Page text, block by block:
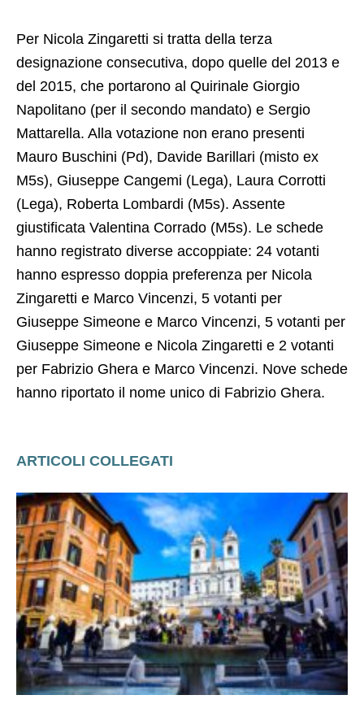
Per Nicola Zingaretti si tratta della terza
designazione consecutiva, dopo quelle del 2013 e
del 2015, che portarono al Quirinale Giorgio
Napolitano (per il secondo mandato) e Sergio
Mattarella. Alla votazione non erano presenti
Mauro Buschini (Pd), Davide Barillari (misto ex
M5s), Giuseppe Cangemi (Lega), Laura Corrotti
(Lega), Roberta Lombardi (M5s). Assente
giustificata Valentina Corrado (M5s). Le schede
hanno registrato diverse accoppiate: 24 votanti
hanno espresso doppia preferenza per Nicola
Zingaretti e Marco Vincenzi, 5 votanti per
Giuseppe Simeone e Marco Vincenzi, 5 votanti per
Giuseppe Simeone e Nicola Zingaretti e 2 votanti
per Fabrizio Ghera e Marco Vincenzi. Nove schede
hanno riportato il nome unico di Fabrizio Ghera.
ARTICOLI COLLEGATI